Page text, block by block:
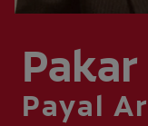
Payal